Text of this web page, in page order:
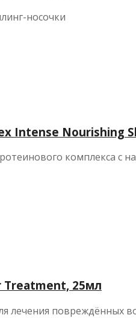
носочки
Intense Nourishing
комплекса с
Treatment, 25мл
лечения повреждённых